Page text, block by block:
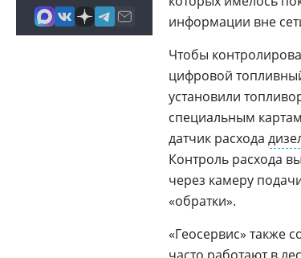
информации вне
Чтобы
цифровой
установили
специальным
датчик расхода
Контроль расхода
через камеру
«обратки».
«Геосервис» также